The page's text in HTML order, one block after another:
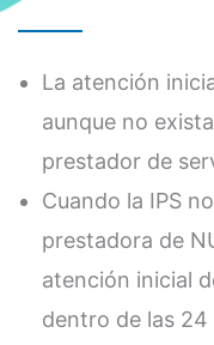
La atención
aunque no
prestador de
Cuando la IPS
prestadora de
atención inicial
dentro de las 24